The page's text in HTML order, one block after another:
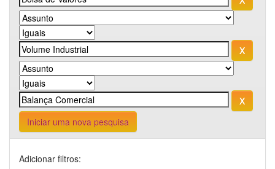
Iniciar uma nova pesquisa
Adicionar filtros: